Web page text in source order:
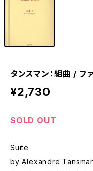
タンスマン：組曲 / フ
¥2,730
SOLD OUT
Suite
by Alexandre